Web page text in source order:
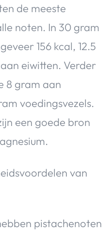
de meeste
noten. In 30 gram
156 kcal, 12.5
eiwitten. Verder
8 gram aan
voedingsvezels.
een goede bron
van
pistachenoten